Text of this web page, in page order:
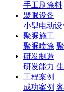
手工刷涂料
聚脲设备
小型电动设
聚脲施工
聚脲喷涂
研发制造
研发能力
工程案例
成功案例